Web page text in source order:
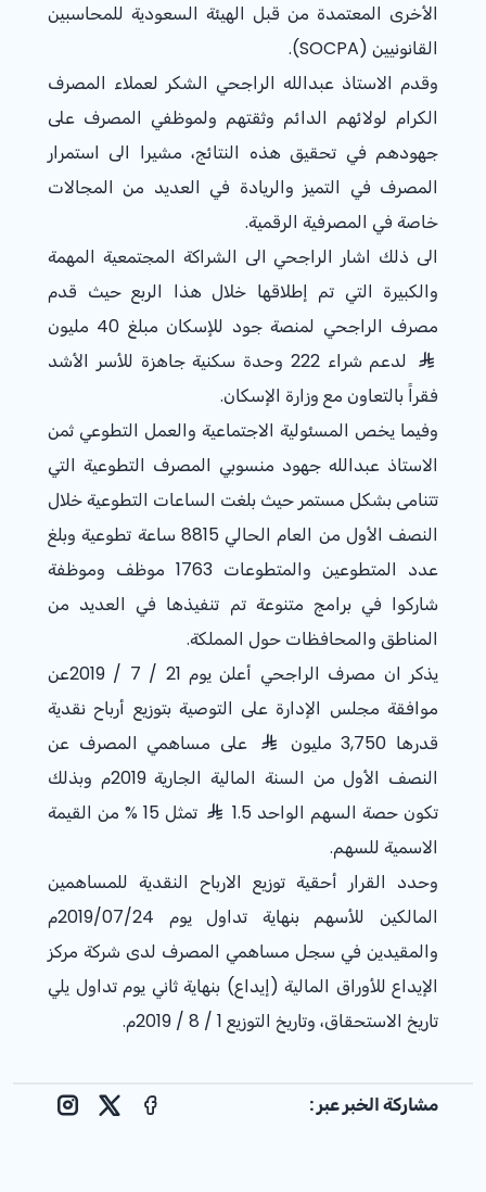
الأخرى المعتمدة من قبل الهيئة السعودية للمحاسبين
القانونيين (SOCPA).
وقدم الاستاذ عبدالله الراجحي الشكر لعملاء المصرف
الكرام لولائهم الدائم وثقتهم ولموظفي المصرف على
جهودهم في تحقيق هذه النتائج، مشيرا الى استمرار
المصرف في التميز والريادة في العديد من المجالات
خاصة في المصرفية الرقمية.
الى ذلك اشار الراجحي الى الشراكة المجتمعية المهمة
والكبيرة التي تم إطلاقها خلال هذا الربع حيث قدم
مصرف الراجحي لمنصة جود للإسكان مبلغ 40 مليون
لدعم شراء 222 وحدة سكنية جاهزة للأسر الأشد
فقراً بالتعاون مع وزارة الإسكان.
وفيما يخص المسئولية الاجتماعية والعمل التطوعي ثمن
الاستاذ عبدالله جهود منسوبي المصرف التطوعية التي
تتنامى بشكل مستمر حيث بلغت الساعات التطوعية خلال
النصف الأول من العام الحالي 8815 ساعة تطوعية وبلغ
عدد المتطوعين والمتطوعات 1763 موظف وموظفة
شاركوا في برامج متنوعة تم تنفيذها في العديد من
المناطق والمحافظات حول المملكة.
يذكر ان مصرف الراجحي أعلن يوم 21 / 7 / 2019عن
موافقة مجلس الإدارة على التوصية بتوزيع أرباح نقدية
قدرها 3,750 مليون
على مساهمي المصرف عن
النصف الأول من السنة المالية الجارية 2019م وبذلك
تكون حصة السهم الواحد 1.5
تمثل 15 % من القيمة
الاسمية للسهم.
وحدد القرار أحقية توزيع الارباح النقدية للمساهمين
المالكين للأسهم بنهاية تداول يوم 2019/07/24م
والمقيدين في سجل مساهمي المصرف لدى شركة مركز
الإيداع للأوراق المالية (إيداع) بنهاية ثاني يوم تداول يلي
تاريخ الاستحقاق، وتاريخ التوزيع 1 / 8 / 2019م. ​
مشاركة الخبر عبر : Facebook
X